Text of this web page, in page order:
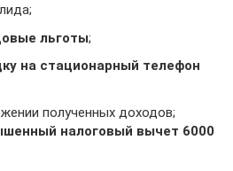
льготы;
на стационарный телефон
полученных доходов;
налоговый вычет 6000